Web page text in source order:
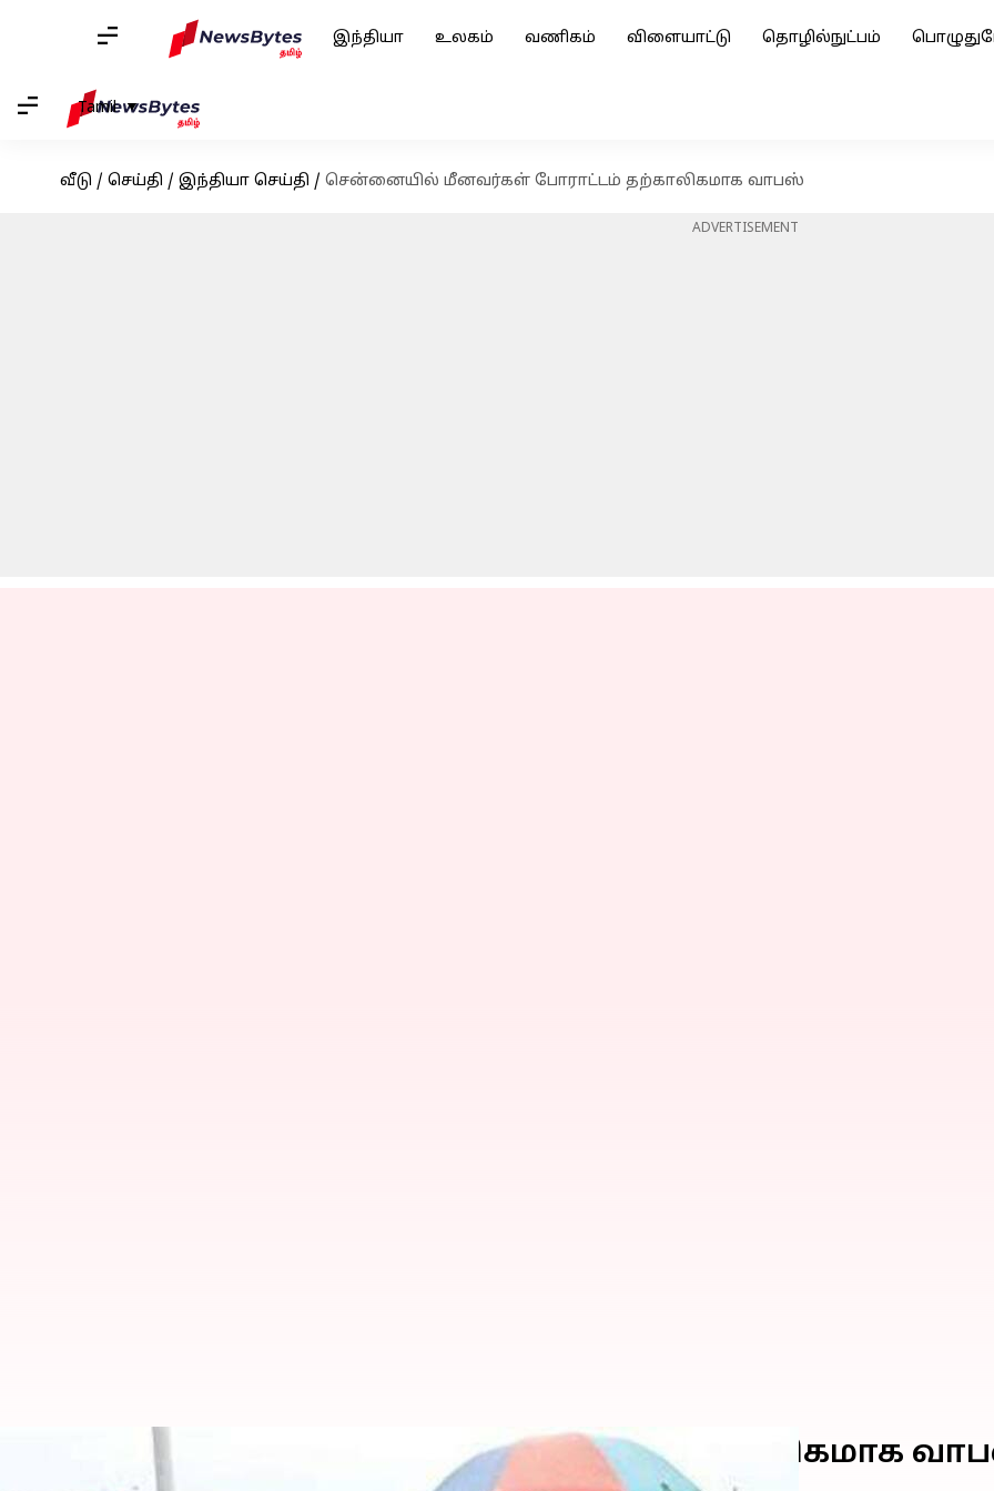
இந்தியா உலகம் வணிகம் விளையாட்டு தொழில்நுட்பம்
Tamil
வீடு / செய்தி / இந்தியா செய்தி / சென்னையில் மீனவர்கள் போராட்டம் தற்காலிகமாக வாபஸ்
ADVERTISEMENT
சென்னையில் மீனவர்கள் போராட்டம் தற்காலிகமாக